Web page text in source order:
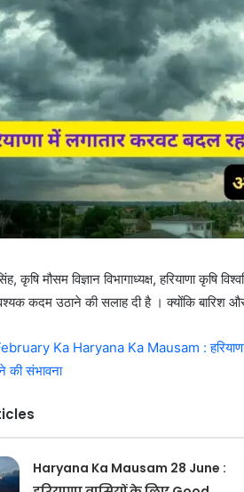
कृषि मौसम विज्ञान विभागाध्यक्ष, हरियाणा कृषि
कदम उठाने की सलाह दी है । क्योंकि बारिश
Ka Haryana Ka Mausam :
की संभावना
Haryana Ka Mausam 28 June :